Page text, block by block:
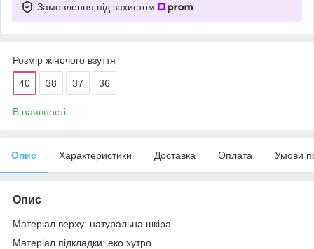
Замовлення під захистом
Розмір жіночого взуття
40 38 37 36
В наявності
Опис Характеристики Доставка Оплата Умови
Опис
Матеріал верху: натуральна шкіра
Матеріал підкладки: еко хутро